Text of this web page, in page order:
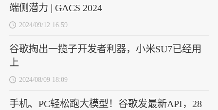
端侧潜力 | GACS 2024
2024/09/12 16:59
谷歌掏出一揽子开发者利器，小米SU7已经用
上
2024/08/09 18:09
手机、PC轻松跑大模型！谷歌发最新API，28